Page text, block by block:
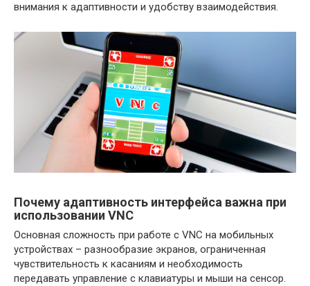
внимания к адаптивности и удобству взаимодействия.
Почему адаптивность интерфейса важна при
использовании VNC
Основная сложность при работе с VNC на мобильных
устройствах – разнообразие экранов, ограниченная
чувствительность к касаниям и необходимость
передавать управление с клавиатуры и мыши на сенсор.